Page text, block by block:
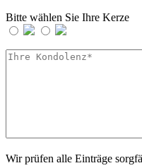
Bitte wählen Sie Ihre Kerze
Wir prüfen alle Einträge